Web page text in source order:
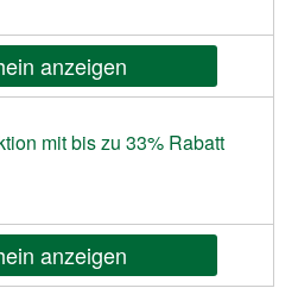
anzeigen
mit bis zu 33% Rabatt
anzeigen